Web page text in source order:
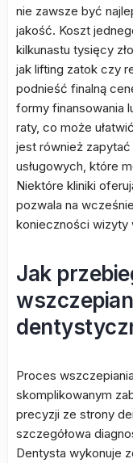
nie zawsze być
jakość. Koszt
kilkunastu tysięcy
jak lifting zatok czy
podnieść finalną
formy finansowania
raty, co może
jest również
usługowych, które
Niektóre kliniki
pozwala na
konieczności wizyty
Jak
Proces
skomplikowanym
precyzji ze strony
szczegółowa
Dentysta wykonuje